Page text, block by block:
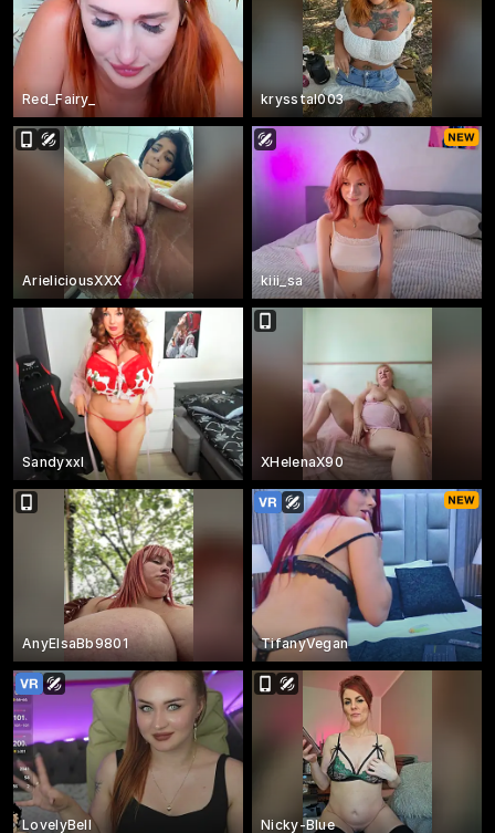
Red_Fairy_ krysstal003
ArieliciousXXX kiii_sa
Sandyxxl XHelenaX90
AnyElsaBb9801 TifanyVegan
LovelyBell Nicky-Blue